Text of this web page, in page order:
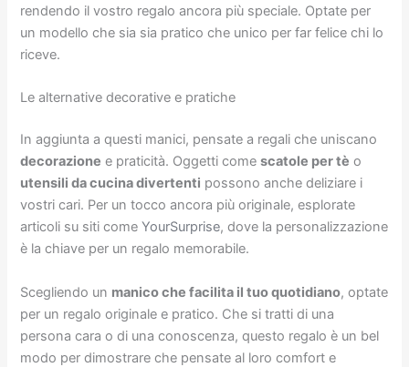
rendendo il vostro regalo ancora più speciale. Optate per
un modello che sia sia pratico che unico per far felice chi lo
riceve.
Le alternative decorative e pratiche
In aggiunta a questi manici, pensate a regali che uniscano
decorazione e praticità. Oggetti comescatole per tè o
utensili da cucina divertenti possono anche deliziare i
vostri cari. Per un tocco ancora più originale, esplorate
articoli su siti comeYourSurprise, dove la personalizzazione
è la chiave per un regalo memorabile.
Scegliendo un manico che facilita il tuo quotidiano, optate
per un regalo originale e pratico. Che si tratti di una
persona cara o di una conoscenza, questo regalo è un bel
modo per dimostrare che pensate al loro comfort e